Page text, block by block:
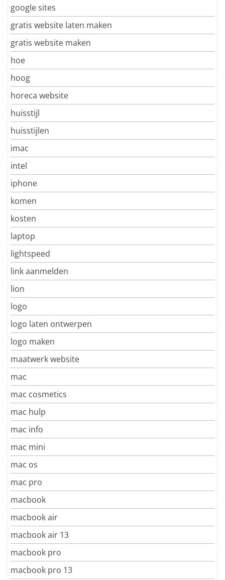
google sites
gratis website laten maken
gratis website maken
hoe
hoog
horeca website
huisstijl
huisstijlen
imac
intel
iphone
komen
kosten
laptop
lightspeed
link aanmelden
lion
logo
logo laten ontwerpen
logo maken
maatwerk website
mac
mac cosmetics
mac hulp
mac info
mac mini
mac os
mac pro
macbook
macbook air
macbook air 13
macbook pro
macbook pro 13